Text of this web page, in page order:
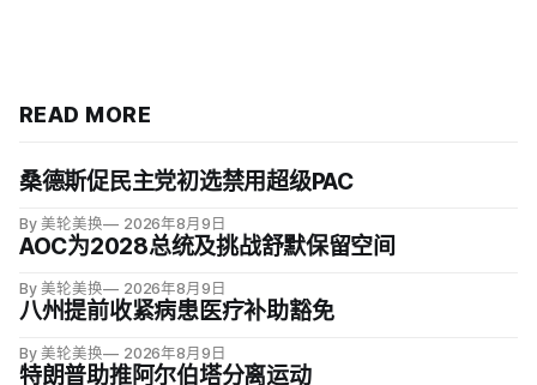
READ MORE
桑德斯促民主党初选禁用超级PAC
By 美轮美换 2026年8月9日
AOC为2028总统及挑战舒默保留空间
By 美轮美换 2026年8月9日
八州提前收紧病患医疗补助豁免
By 美轮美换 2026年8月9日
特朗普助推阿尔伯塔分离运动